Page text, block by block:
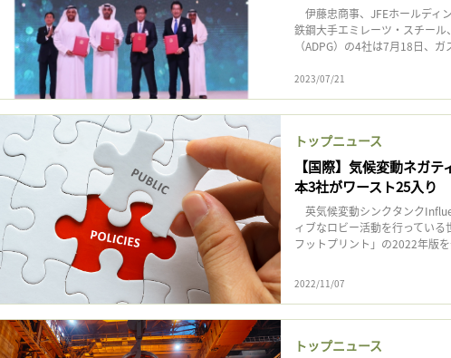
伊藤忠商事、JFEホールディ
鉄鋼大手エミレーツ・スチー
（ADPG）の4社は7月18日、
2023/07/21
トップニュース
【国際】気候変動ネガ
本3社がワースト25入り
英気候変動シンクタンク
ィブなロビー活動を行ってい
フットプリント」の2022年版
2022/11/07
トップニュース